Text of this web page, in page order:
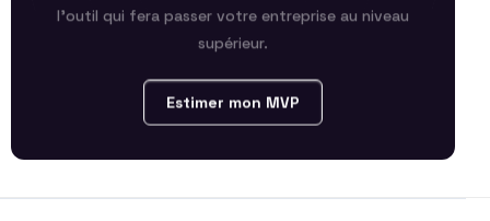
l’outil qui fera passer votre entreprise au niveau
supérieur.
Estimer mon MVP